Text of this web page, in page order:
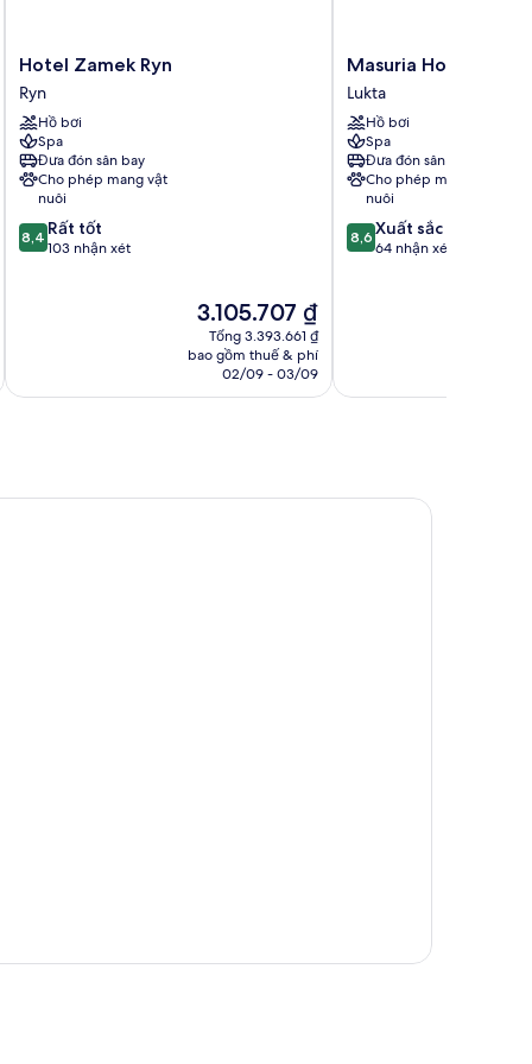
Hotel
Zamek
Ryn
Ryn
Hotel Zamek Ryn
Ryn
Hồ bơi
Spa
Đưa đón sân bay
Cho phép mang vật
nuôi
8.4
trên
8,4 Rất tốt
103 nhận xét
Giá
hiện
tại
3.105.707 ₫
3.105.707 ₫
Tổng 3.393.661 ₫
bao gồm thuế & phí
02/09 - 03/09
Masuria
Hotel
&
Spa
Lukta
Masuria Hotel & Spa
Lukta
Hồ bơi
Spa
Đưa đón sân bay
Cho phép mang vật
nuôi
8.6
trên
8,6 Xuất sắc
64 nhận xét